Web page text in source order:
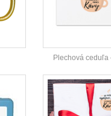
Plechová ceduľa